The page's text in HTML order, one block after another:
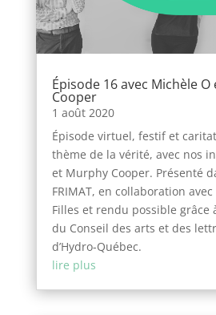
Épisode 16 avec Michèle
Cooper
1 août 2020
Épisode virtuel, festif et
thème de la vérité, avec nos
et Murphy Cooper. Présenté
FRIMAT, en collaboration
Filles et rendu possible grâce
du Conseil des arts et des
d’Hydro-Québec.
lire plus